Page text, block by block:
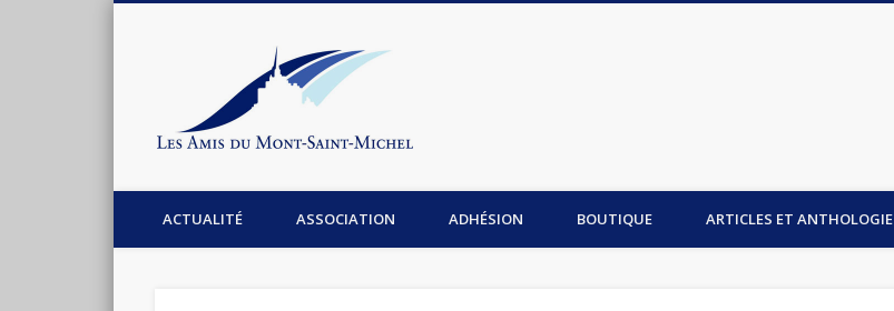
Association les amis du Mont-Saint-Michel
ACTUALITÉ ASSOCIATION ADHÉSION BOUTIQUE ARTICLES ET ANTHOLOGIE